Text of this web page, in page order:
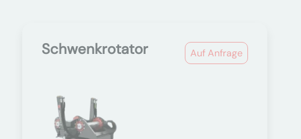
Auf Anfrage
Schwenkrotator